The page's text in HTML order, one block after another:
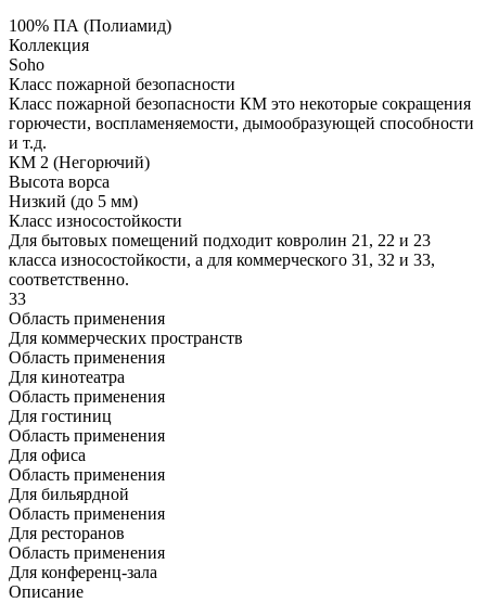
100% ПА (Полиамид)
Коллекция
Soho
Класс пожарной безопасности
Класс пожарной безопасности КМ это некоторые сокращения
горючести, воспламеняемости, дымообразующей способности
и т.д.
КМ 2 (Негорючий)
Высота ворса
Низкий (до 5 мм)
Класс износостойкости
Для бытовых помещений подходит ковролин 21, 22 и 23
класса износостойкости, а для коммерческого 31, 32 и 33,
соответственно.
33
Область применения
Для коммерческих пространств
Область применения
Для кинотеатра
Область применения
Для гостиниц
Область применения
Для офиса
Область применения
Для бильярдной
Область применения
Для ресторанов
Область применения
Для конференц-зала
Описание